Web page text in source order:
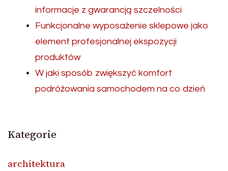
informacje z gwarancją szczelności
Funkcjonalne wyposażenie sklepowe jako
element profesjonalnej ekspozycji
produktów
W jaki sposób zwiększyć komfort
podróżowania samochodem na co dzień
Kategorie
architektura